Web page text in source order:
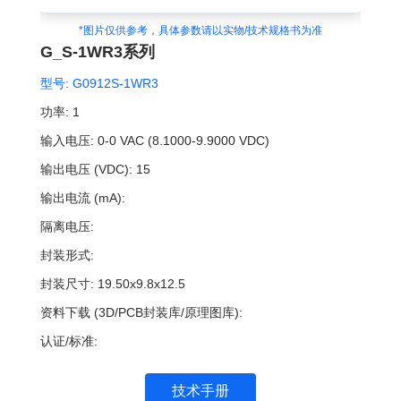
*图片仅供参考，具体参数请以实物/技术规格书为准
G_S-1WR3系列
型号: G0912S-1WR3
功率: 1
输入电压: 0-0 VAC (8.1000-9.9000 VDC)
输出电压 (VDC): 15
输出电流 (mA):
隔离电压:
封装形式:
封装尺寸: 19.50x9.8x12.5
资料下载 (3D/PCB封装库/原理图库):
认证/标准:
技术手册